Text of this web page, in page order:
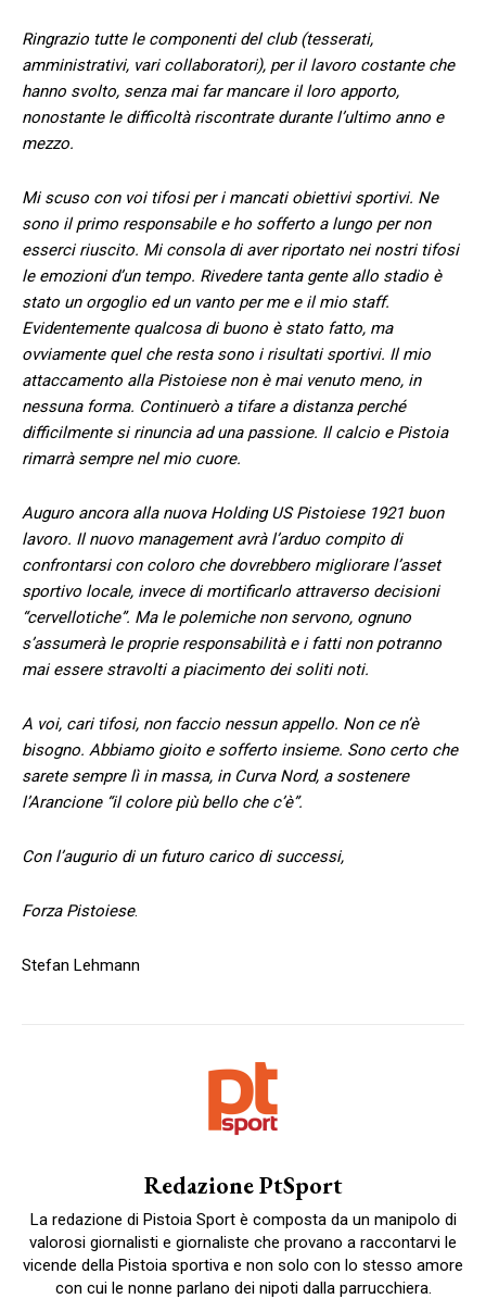
Ringrazio tutte le componenti del club (tesserati,
amministrativi, vari collaboratori), per il lavoro costante che
hanno svolto, senza mai far mancare il loro apporto,
nonostante le difficoltà riscontrate durante l’ultimo anno e
mezzo.
Mi scuso con voi tifosi per i mancati obiettivi sportivi. Ne
sono il primo responsabile e ho sofferto a lungo per non
esserci riuscito. Mi consola di aver riportato nei nostri tifosi
le emozioni d’un tempo. Rivedere tanta gente allo stadio è
stato un orgoglio ed un vanto per me e il mio staff.
Evidentemente qualcosa di buono è stato fatto, ma
ovviamente quel che resta sono i risultati sportivi. Il mio
attaccamento alla Pistoiese non è mai venuto meno, in
nessuna forma. Continuerò a tifare a distanza perché
difficilmente si rinuncia ad una passione. Il calcio e Pistoia
rimarrà sempre nel mio cuore.
Auguro ancora alla nuova Holding US Pistoiese 1921 buon
lavoro. Il nuovo management avrà l’arduo compito di
confrontarsi con coloro che dovrebbero migliorare l’asset
sportivo locale, invece di mortificarlo attraverso decisioni
“cervellotiche”. Ma le polemiche non servono, ognuno
s’assumerà le proprie responsabilità e i fatti non potranno
mai essere stravolti a piacimento dei soliti noti.
A voi, cari tifosi, non faccio nessun appello. Non ce n’è
bisogno. Abbiamo gioito e sofferto insieme. Sono certo che
sarete sempre lì in massa, in Curva Nord, a sostenere
l’Arancione “il colore più bello che c’è”.
Con l’augurio di un futuro carico di successi,
Forza Pistoiese.
Stefan Lehmann
Redazione PtSport
La redazione di Pistoia Sport è composta da un manipolo di
valorosi giornalisti e giornaliste che provano a raccontarvi le
vicende della Pistoia sportiva e non solo con lo stesso amore
con cui le nonne parlano dei nipoti dalla parrucchiera.